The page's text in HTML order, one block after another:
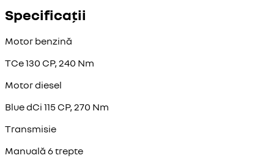
Specificații
Motor benzină
TCe 130 CP, 240 Nm
Motor diesel
Blue dCi 115 CP, 270 Nm
Transmisie
Manuală 6 trepte